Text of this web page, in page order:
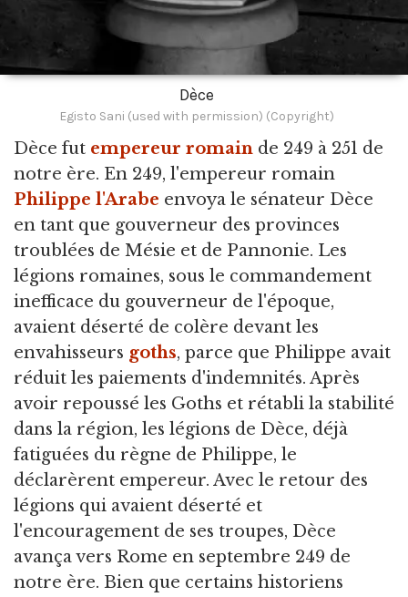
Dèce
Egisto Sani (used with permission) (Copyright)
Dèce fut empereur romain de 249 à 251 de
notre ère. En 249, l'empereur romain
Philippe l'Arabe envoya le sénateur Dèce
en tant que gouverneur des provinces
troublées de Mésie et de Pannonie. Les
légions romaines, sous le commandement
inefficace du gouverneur de l'époque,
avaient déserté de colère devant les
envahisseurs goths, parce que Philippe avait
réduit les paiements d'indemnités. Après
avoir repoussé les Goths et rétabli la stabilité
dans la région, les légions de Dèce, déjà
fatiguées du règne de Philippe, le
déclarèrent empereur. Avec le retour des
légions qui avaient déserté et
l'encouragement de ses troupes, Dèce
avança vers Rome en septembre 249 de
notre ère. Bien que certains historiens